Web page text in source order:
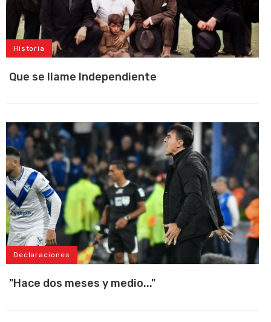
Historia
Que se llame Independiente
Declaraciones
"Hace dos meses y medio..."